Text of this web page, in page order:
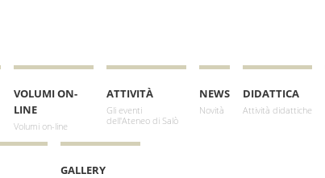
VOLUMI ON-
LINE
Volumi on-line
ATTIVITÀ
Gli eventi
dell'Ateneo di Salò
NEWS
Novità
DIDATTICA
Attività didattiche
GALLERY